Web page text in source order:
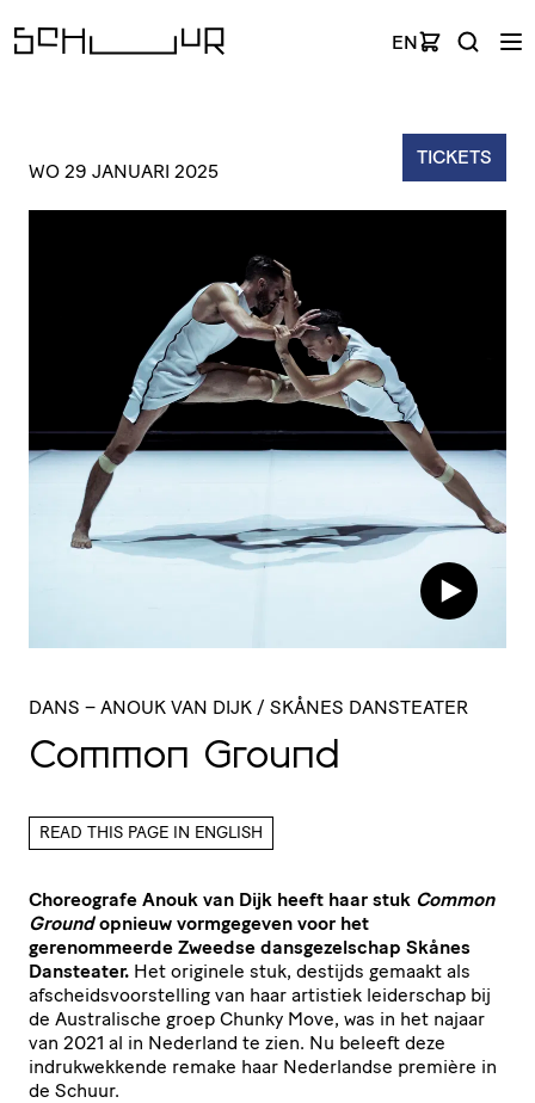
EN
TICKETS
WO 29 JANUARI 2025
DANS – ANOUK VAN DIJK / SKÅNES DANSTEATER
Common Ground
READ THIS PAGE IN ENGLISH
Choreografe Anouk van Dijk heeft haar stuk Common
Groundopnieuw vormgegeven voor het
gerenommeerde Zweedse dansgezelschap Skånes
Dansteater. Het originele stuk, destijds gemaakt als
afscheidsvoorstelling van haar artistiek leiderschap bij
de Australische groep Chunky Move, was in het najaar
van 2021 al in Nederland te zien. Nu beleeft deze
indrukwekkende remake haar Nederlandse première in
de Schuur.